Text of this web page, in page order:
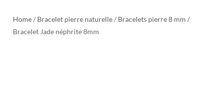
Home/ Bracelet pierre naturelle/ Bracelets pierre 8 mm /
Bracelet Jade néphrite 8mm